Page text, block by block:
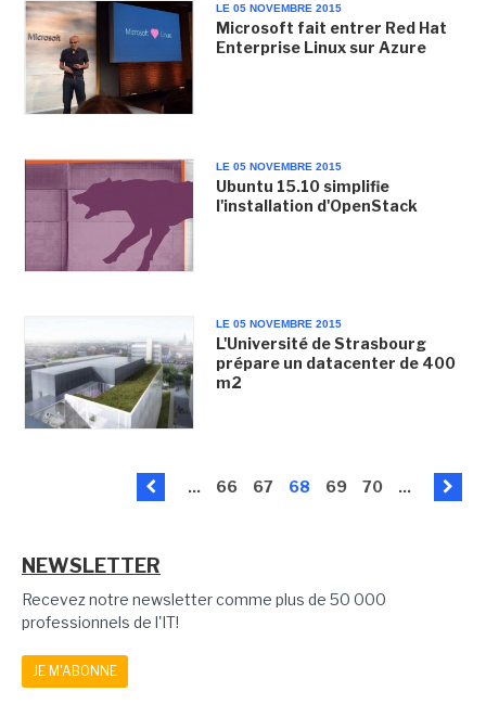
LE 05 NOVEMBRE 2015
Microsoft fait entrer Red Hat
Enterprise Linux sur Azure
LE 05 NOVEMBRE 2015
Ubuntu 15.10 simplifie
l'installation d'OpenStack
LE 05 NOVEMBRE 2015
L'Université de Strasbourg
prépare un datacenter de 400
m2
... 66 67 68 69 70 ...
NEWSLETTER
Recevez notre newsletter comme plus de 50 000
professionnels de l'IT!
JE M'ABONNE